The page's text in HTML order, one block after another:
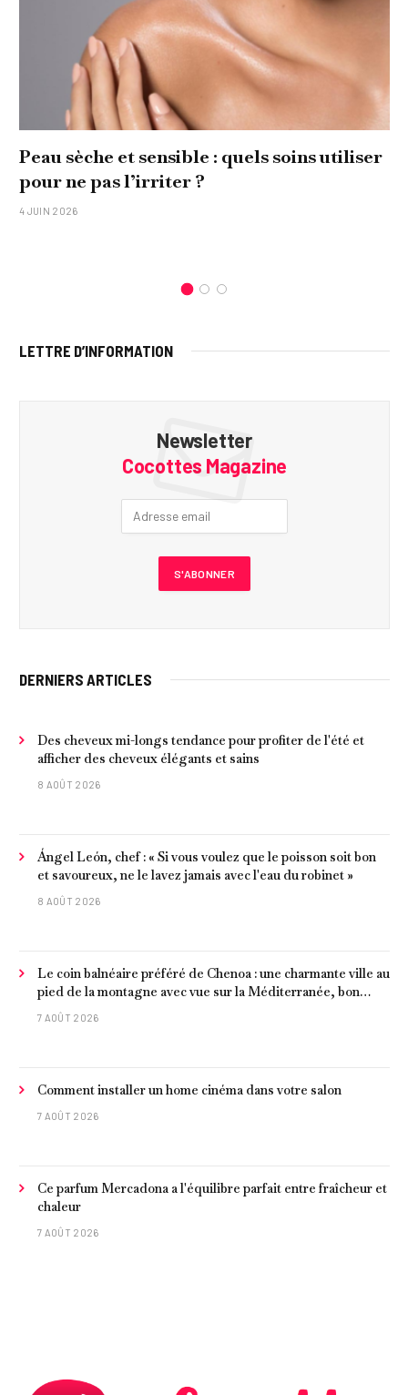
Peau sèche et sensible : quels soins utiliser
pour ne pas l’irriter ?
4 JUIN 2026
LETTRE D’INFORMATION
Newsletter
Cocottes Magazine
DERNIERS ARTICLES
Des cheveux mi-longs tendance pour profiter de l'été et
afficher des cheveux élégants et sains
8 AOÛT 2026
Ángel León, chef : « Si vous voulez que le poisson soit bon
et savoureux, ne le lavez jamais avec l'eau du robinet »
8 AOÛT 2026
Le coin balnéaire préféré de Chenoa : une charmante ville au
pied de la montagne avec vue sur la Méditerranée, bon
poisson et criques isolées
7 AOÛT 2026
Comment installer un home cinéma dans votre salon
7 AOÛT 2026
Ce parfum Mercadona a l'équilibre parfait entre fraîcheur et
chaleur
7 AOÛT 2026